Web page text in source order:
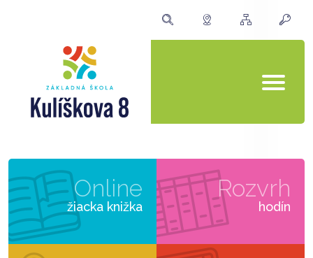
Online
žiacka knižka
Rozvrh
hodín